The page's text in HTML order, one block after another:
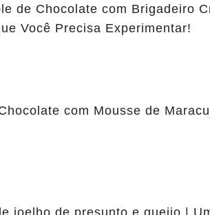
de Chocolate com Brigadeiro
Você Precisa Experimentar!
com Mousse de
joelho de presunto e queijo |